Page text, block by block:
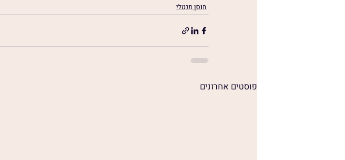
חוסן מנטלי
פוסטים אחרונים